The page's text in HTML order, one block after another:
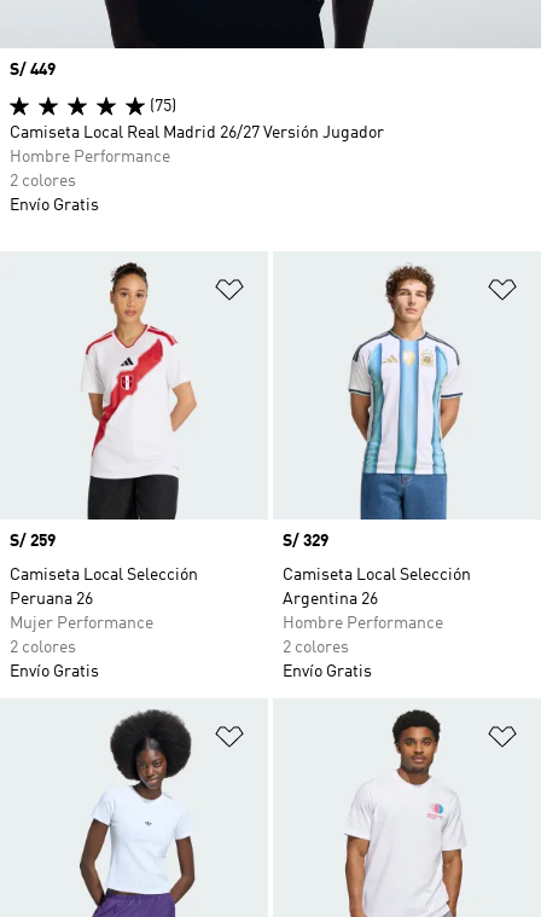
Añadir a la lista de deseos
Precio
S/ 259
Camiseta Local Selección
Peruana 26
Mujer Performance
2 colores
Envío Gratis
Precio
S/ 329
Camiseta Local Selección
Argentina 26
Hombre Performance
2 colores
Envío Gratis
Añadir a la lista de deseos
Precio
S/ 449
(75)
Camiseta Local Real Madrid 26/27 Versión Jugador
Hombre Performance
2 colores
Envío Gratis